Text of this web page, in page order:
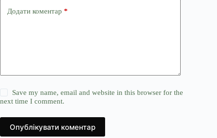
Додати коментар *
Save my name, email and website in this browser for the
next time I comment.
Опублікувати коментар